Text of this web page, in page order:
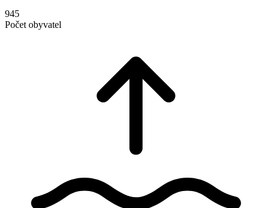
945
Počet obyvatel